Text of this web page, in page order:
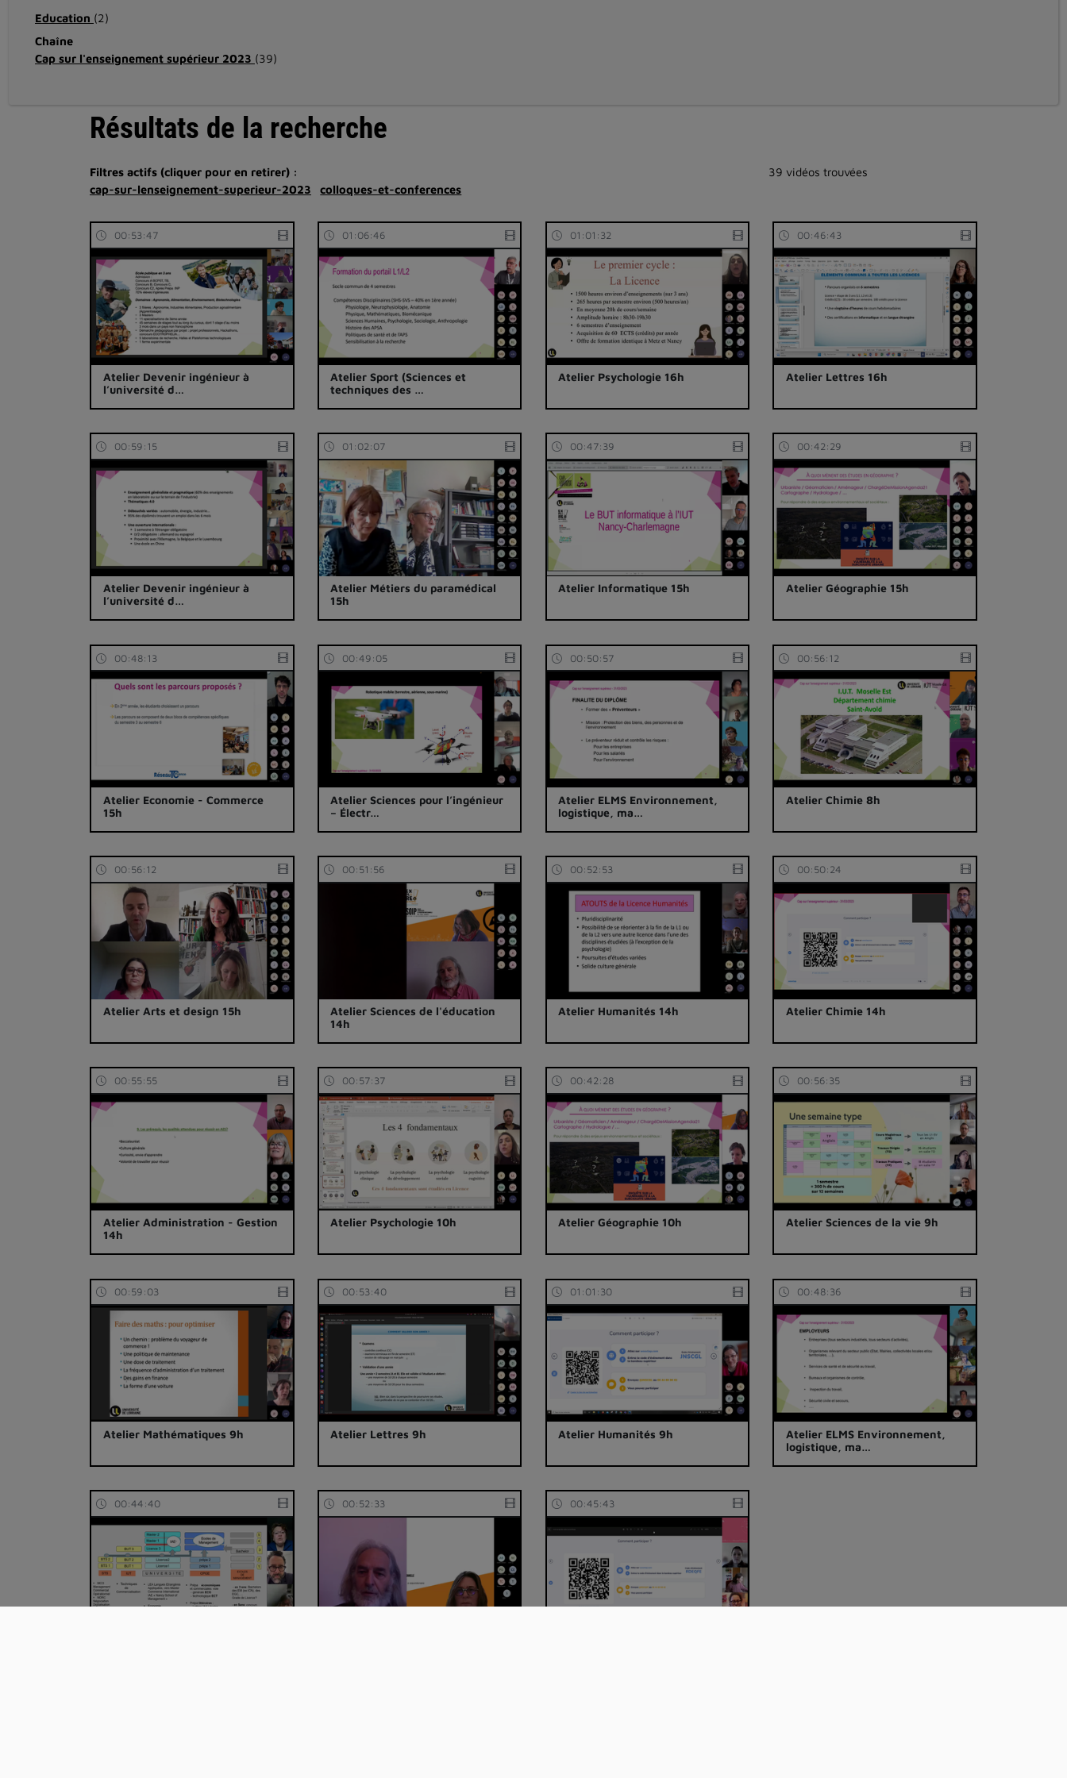
Education (2)
Chaîne
Cap sur l'enseignement supérieur 2023 (39)
Résultats de la recherche
Filtres actifs (cliquer pour en retirer) :
cap-sur-lenseignement-superieur-2023
colloques-et-conferences
39 vidéos trouvées
00:53:47
Atelier Devenir ingénieur à
l’université d…
01:06:46
Atelier Sport (Sciences et
techniques des …
01:01:32
Atelier Psychologie 16h
00:46:43
Atelier Lettres 16h
00:59:15
Atelier Devenir ingénieur à
l’université d…
01:02:07
Atelier Métiers du paramédical
15h
00:47:39
Atelier Informatique 15h
00:42:29
Atelier Géographie 15h
00:48:13
Atelier Economie - Commerce
15h
00:49:05
Atelier Sciences pour l’ingénieur
– Électr…
00:50:57
Atelier ELMS Environnement,
logistique, ma…
00:56:12
Atelier Chimie 8h
00:56:12
Atelier Arts et design 15h
00:51:56
Atelier Sciences de l'éducation
14h
00:52:53
Atelier Humanités 14h
00:50:24
Atelier Chimie 14h
00:55:55
Atelier Administration - Gestion
14h
00:57:37
Atelier Psychologie 10h
00:42:28
Atelier Géographie 10h
00:56:35
Atelier Sciences de la vie 9h
00:59:03
Atelier Mathématiques 9h
00:53:40
Atelier Lettres 9h
01:01:30
Atelier Humanités 9h
00:48:36
Atelier ELMS Environnement,
logistique, ma…
00:44:40 00:52:33 00:45:43